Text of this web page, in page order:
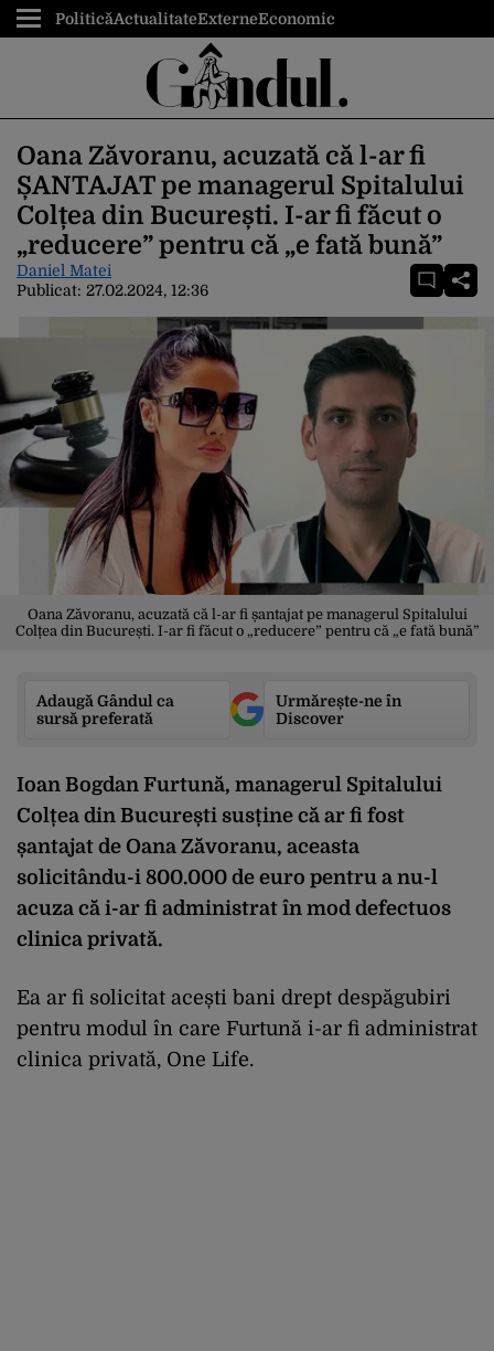
PoliticăActualitateExterneEconomic
Oana Zăvoranu, acuzată că l-ar fi
ȘANTAJAT pe managerul Spitalului
Colțea din București. I-ar fi făcut o
„reducere” pentru că „e fată bună”
Daniel Matei
Publicat: 27.02.2024, 12:36
Oana Zăvoranu, acuzată că l-ar fi șantajat pe managerul Spitalului
Colțea din București. I-ar fi făcut o „reducere” pentru că „e fată bună”
Adaugă Gândul ca
sursă preferată
Urmărește-ne în
Discover
Ioan Bogdan Furtună, managerul Spitalului
Colțea din București susține că ar fi fost
șantajat de Oana Zăvoranu, aceasta
solicitându-i 800.000 de euro pentru a nu-l
acuza că i-ar fi administrat în mod defectuos
clinica privată.
Ea ar fi solicitat acești bani drept despăgubiri
pentru modul în care Furtună i-ar fi administrat
clinica privată, One Life.